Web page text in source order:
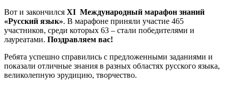
Вот и закончился XI Международный марафон знаний
«Русский язык». В марафоне приняли участие 465
участников, среди которых 63 – стали победителями и
лауреатами. Поздравляем вас!
Ребята успешно справились с предложенными заданиями и
показали отличные знания в разных областях русского языка,
великолепную эрудицию, творчество.